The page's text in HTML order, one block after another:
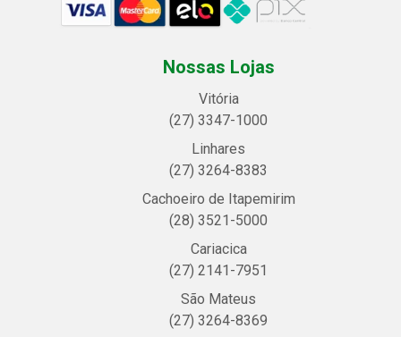
Nossas Lojas
Vitória
(27) 3347-1000
Linhares
(27) 3264-8383
Cachoeiro de Itapemirim
(28) 3521-5000
Cariacica
(27) 2141-7951
São Mateus
(27) 3264-8369